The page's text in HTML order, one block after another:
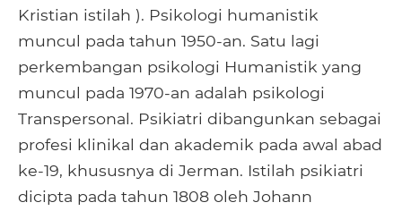
Kristian istilah ). Psikologi humanistik
muncul pada tahun 1950-an. Satu lagi
perkembangan psikologi Humanistik yang
muncul pada 1970-an adalah psikologi
Transpersonal. Psikiatri dibangunkan sebagai
profesi klinikal dan akademik pada awal abad
ke-19, khususnya di Jerman. Istilah psikiatri
dicipta pada tahun 1808 oleh Johann